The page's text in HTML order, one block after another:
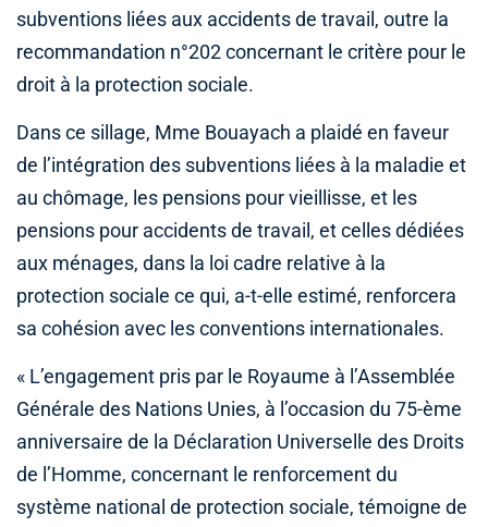
subventions liées aux accidents de travail, outre la
recommandation n°202 concernant le critère pour le
droit à la protection sociale.
Dans ce sillage, Mme Bouayach a plaidé en faveur
de l’intégration des subventions liées à la maladie et
au chômage, les pensions pour vieillisse, et les
pensions pour accidents de travail, et celles dédiées
aux ménages, dans la loi cadre relative à la
protection sociale ce qui, a-t-elle estimé, renforcera
sa cohésion avec les conventions internationales.
« L’engagement pris par le Royaume à l’Assemblée
Générale des Nations Unies, à l’occasion du 75-ème
anniversaire de la Déclaration Universelle des Droits
de l’Homme, concernant le renforcement du
système national de protection sociale, témoigne de